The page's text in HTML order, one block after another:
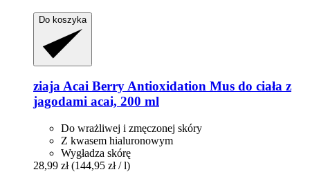
Do koszyka
ziajaAcai Berry Antioxidation Mus do ciała z
jagodami acai, 200 ml
Do wrażliwej i zmęczonej skóry
Z kwasem hialuronowym
Wygładza skórę
28,99 zł (144,95 zł / l)